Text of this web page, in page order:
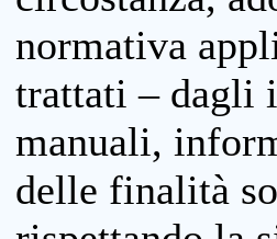
normativa
trattati – dagli
manuali,
delle finalità